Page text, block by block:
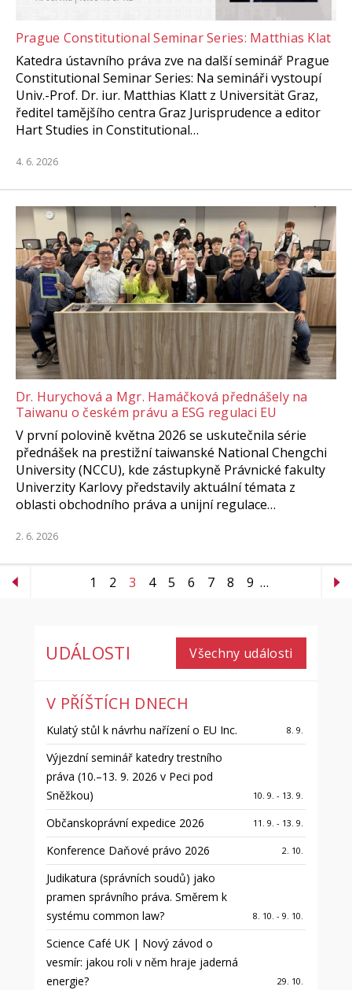
Prague Constitutional Seminar Series: Matthias Klat
Katedra ústavního práva zve na další seminář Prague
Constitutional Seminar Series: Na semináři vystoupí
Univ.-Prof. Dr. iur. Matthias Klatt z Universität Graz,
ředitel tamějšího centra Graz Jurisprudence a editor
Hart Studies in Constitutional…
4. 6. 2026
Dr. Hurychová a Mgr. Hamáčková přednášely na
Taiwanu o českém právu a ESG regulaci EU
V první polovině května 2026 se uskutečnila série
přednášek na prestižní taiwanské National Chengchi
University (NCCU), kde zástupkyně Právnické fakulty
Univerzity Karlovy představily aktuální témata z
oblasti obchodního práva a unijní regulace…
2. 6. 2026
1 2 3 4 5 6 7 8 9 …
UDÁLOSTI Všechny události
V PŘÍŠTÍCH DNECH
Kulatý stůl k návrhu nařízení o EU Inc. 8. 9.
Výjezdní seminář katedry trestního
práva (10.–13. 9. 2026 v Peci pod
Sněžkou)
10. 9. - 13. 9.
Občanskoprávní expedice 2026 11. 9. - 13. 9.
Konference Daňové právo 2026 2. 10.
Judikatura (správních soudů) jako
pramen správního práva. Směrem k
systému common law?
8. 10. - 9. 10.
Science Café UK | Nový závod o
vesmír: jakou roli v něm hraje jaderná
energie?
29. 10.